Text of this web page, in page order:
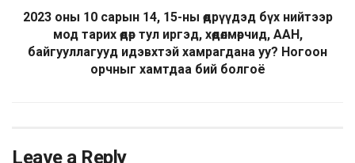
2023 оны 10 сарын 14, 15-ны өдрүүдэд бүх нийтээр
мод тарих өдөр тул иргэд, хөдөлмөрчид, ААН,
байгууллагууд идэвхтэй хамрагдана уу? Ногоон
орчныг хамтдаа бий болгоё
Leave a Reply